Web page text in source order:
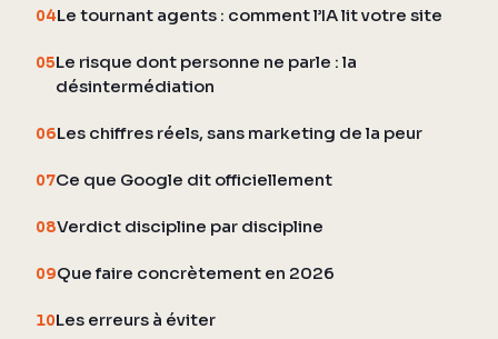
04Le tournant agents : comment l’IA lit votre site
05Le risque dont personne ne parle : la
désintermédiation
06Les chiffres réels, sans marketing de la peur
07Ce que Google dit officiellement
08Verdict discipline par discipline
09Que faire concrètement en 2026
10Les erreurs à éviter